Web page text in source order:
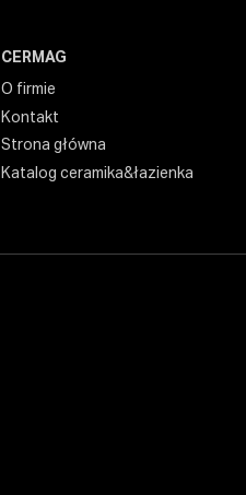
CERMAG
O firmie
Kontakt
Strona główna
Katalog ceramika&łazienka